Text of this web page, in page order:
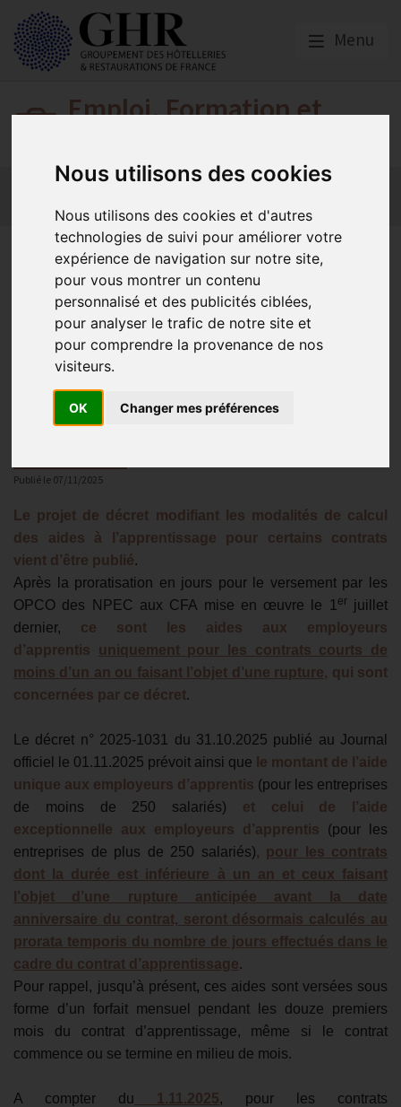
Nous utilisons des cookies
Nous utilisons des cookies et d'autres
technologies de suivi pour améliorer votre
expérience de navigation sur notre site,
pour vous montrer un contenu
personnalisé et des publicités ciblées,
pour analyser le trafic de notre site et
pour comprendre la provenance de nos
visiteurs.
OK Changer mes préférences
Menu
Emploi, Formation et
Actualité 2026 Nos Métiers
Offres d’Emploi
Formation
Mission Handicap
Révision des modalités de
calcul des aides
apprentissage pour les
contrats de moins d’un an ou
faisant l’objet d’une rupture
Publié le 07/11/2025
Le projet de décret modifiant les modalités de calcul
des aides à l’apprentissage pour certains contrats
vient d’être publié.
Après la proratisation en jours pour le versement par les
OPCO des NPEC aux CFA mise en œuvre le 1 er juillet
dernier,
ce sont les aides aux employeurs
d’apprentis
uniquement pour les contrats courts de
moins d’un an ou faisant l’objet d’une rupture, qui sont
concernées par ce décret.
Le décret n° 2025-1031 du 31.10.2025 publié au Journal
officiel le 01.11.2025 prévoit ainsi que le montant de l’aide
unique aux employeurs d’apprentis (pour les entreprises
de moins de 250 salariés)
et celui de l’aide
exceptionnelle aux employeurs d’apprentis
(pour les
entreprises de plus de 250 salariés), pour les contrats
dont la durée est inférieure à un an et ceux faisant
l’objet d’une rupture anticipée avant la date
anniversaire du contrat, seront désormais calculés au
prorata temporis du nombre de jours effectués dans le
cadre du contrat d’apprentissage.
Pour rappel, jusqu’à présent, ces aides sont versées sous
forme d’un forfait mensuel pendant les douze premiers
mois du contrat d’apprentissage, même si le contrat
commence ou se termine en milieu de mois.
A compter du 1.11.2025, pour les contrats